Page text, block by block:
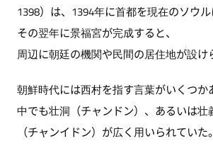
1398）は、1394年に首都を現在のソウル
その翌年に景福宮が完成すると、
周辺に朝廷の機関や民間の居住地が設け
朝鮮時代には西村を指す言葉がいくつか
中でも壮洞（チャンドン）、あるいは壮
（チャンイドン）が広く用いられていた。